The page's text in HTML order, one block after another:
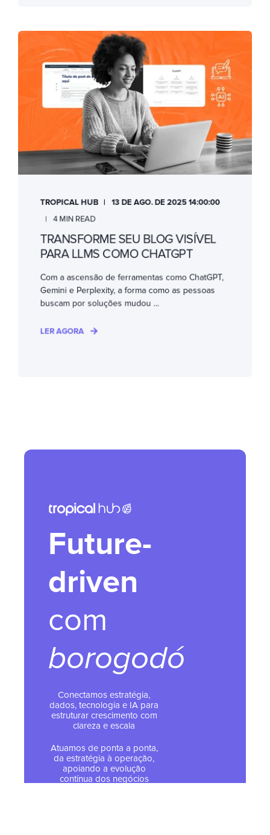
TROPICAL HUB
13 DE AGO. DE 2025 14:00:00
4 MIN READ
TRANSFORME SEU BLOG VISÍVEL
PARA LLMS COMO CHATGPT
Com a ascensão de ferramentas como ChatGPT,
Gemini e Perplexity, a forma como as pessoas
buscam por soluções mudou ...
LER AGORA
Future-
driven
com
borogodó
Conectamos estratégia,
dados, tecnologia e IA para
estruturar crescimento com
clareza e escala
Atuamos de ponta a ponta,
da estratégia à operação,
apoiando a evolução
contínua dos negócios